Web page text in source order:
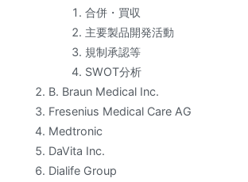
合併・買収
主要製品開発活動
規制承認等
SWOT分析
B. Braun Medical Inc.
Fresenius Medical Care AG
Medtronic
DaVita Inc.
Dialife Group